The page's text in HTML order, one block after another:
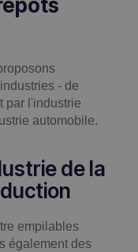
- de
par l'industrie
automobile.
de la
empilables
également des